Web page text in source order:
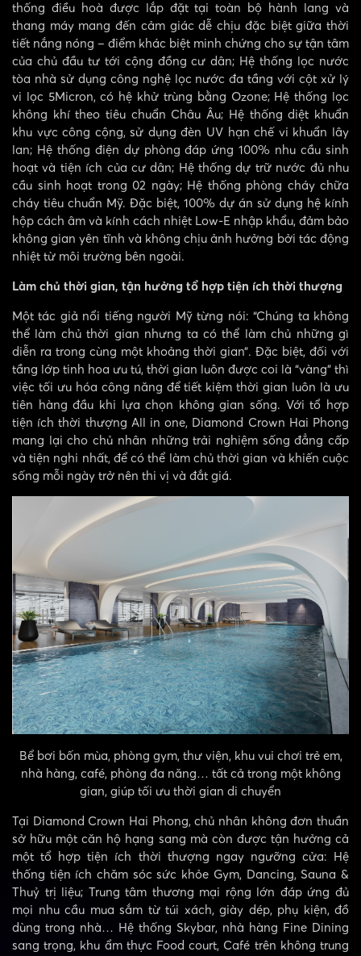
thống điều hoà được lắp đặt tại toàn bộ hành lang và
thang máy mang đến cảm giác dễ chịu đặc biệt giữa thời
tiết nắng nóng – điểm khác biệt minh chứng cho sự tận tâm
của chủ đầu tư tới cộng đồng cư dân; Hệ thống lọc nước
tòa nhà sử dụng công nghệ lọc nước đa tầng với cột xử lý
vi lọc 5Micron, có hệ khử trùng bằng Ozone; Hệ thống lọc
không khí theo tiêu chuẩn Châu Âu; Hệ thống diệt khuẩn
khu vực công cộng, sử dụng đèn UV hạn chế vi khuẩn lây
lan; Hệ thống điện dự phòng đáp ứng 100% nhu cầu sinh
hoạt và tiện ích của cư dân; Hệ thống dự trữ nước đủ nhu
cầu sinh hoạt trong 02 ngày; Hệ thống phòng cháy chữa
cháy tiêu chuẩn Mỹ. Đặc biệt, 100% dự án sử dụng hệ kính
hộp cách âm và kính cách nhiệt Low-E nhập khẩu, đảm bảo
không gian yên tĩnh và không chịu ảnh hưởng bởi tác động
nhiệt từ môi trường bên ngoài.
Làm chủ thời gian, tận hưởng tổ hợp tiện ích thời thượng
Một tác giả nổi tiếng người Mỹ từng nói: “Chúng ta không
thể làm chủ thời gian nhưng ta có thể làm chủ những gì
diễn ra trong cùng một khoảng thời gian”. Đặc biệt, đối với
tầng lớp tinh hoa ưu tú, thời gian luôn được coi là “vàng” thì
việc tối ưu hóa công năng để tiết kiệm thời gian luôn là ưu
tiên hàng đầu khi lựa chọn không gian sống. Với tổ hợp
tiện ích thời thượng All in one, Diamond Crown Hai Phong
mang lại cho chủ nhân những trải nghiệm sống đẳng cấp
và tiện nghi nhất, để có thể làm chủ thời gian và khiến cuộc
sống mỗi ngày trở nên thi vị và đắt giá.
Bể bơi bốn mùa, phòng gym, thư viện, khu vui chơi trẻ em,
nhà hàng, café, phòng đa năng… tất cả trong một không
gian, giúp tối ưu thời gian di chuyển
Tại Diamond Crown Hai Phong, chủ nhân không đơn thuần
sở hữu một căn hộ hạng sang mà còn được tận hưởng cả
một tổ hợp tiện ích thời thượng ngay ngưỡng cửa: Hệ
thống tiện ích chăm sóc sức khỏe Gym, Dancing, Sauna &
Thuỷ trị liệu; Trung tâm thương mại rộng lớn đáp ứng đủ
mọi nhu cầu mua sắm từ túi xách, giày dép, phụ kiện, đồ
dùng trong nhà… Hệ thống Skybar, nhà hàng Fine Dining
sang trọng, khu ẩm thực Food court, Café trên không trung